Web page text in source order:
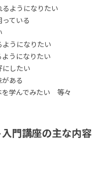
ようになりたい
ている
うになりたい
うになりたい
にしたい
ある
を学んでみたい 等々
門講座の主な内容